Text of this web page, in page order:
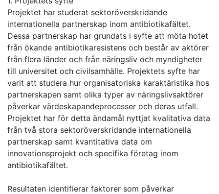
Projektet har studerat sektoröverskridande
internationella partnerskap inom antibiotikafältet.
Dessa partnerskap har grundats i syfte att möta hotet
från ökande antibiotikaresistens och består av aktörer
från flera länder och från näringsliv och myndigheter
till universitet och civilsamhälle. Projektets syfte har
varit att studera hur organisatoriska karaktäristika hos
partnerskapen samt olika typer av näringslivsaktörer
påverkar värdeskapandeprocesser och deras utfall.
Projektet har för detta ändamål nyttjat kvalitativa data
från två stora sektoröverskridande internationella
partnerskap samt kvantitativa data om
innovationsprojekt och specifika företag inom
antibiotikafältet.
Resultaten identifierar faktorer som påverkar